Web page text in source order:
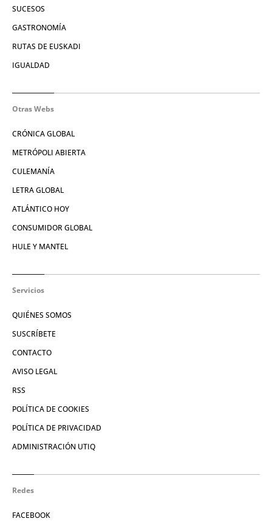
SUCESOS
GASTRONOMÍA
RUTAS DE EUSKADI
IGUALDAD
Otras Webs
CRÓNICA GLOBAL
METRÓPOLI ABIERTA
CULEMANÍA
LETRA GLOBAL
ATLÁNTICO HOY
CONSUMIDOR GLOBAL
HULE Y MANTEL
Servicios
QUIÉNES SOMOS
SUSCRÍBETE
CONTACTO
AVISO LEGAL
RSS
POLÍTICA DE COOKIES
POLÍTICA DE PRIVACIDAD
ADMINISTRACIÓN UTIQ
Redes
FACEBOOK